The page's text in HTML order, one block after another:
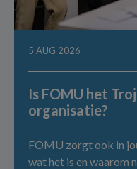
5 AUG 2026
Is FOMU het
organisatie?
FOMU zorgt ook in
wat het is en waarom